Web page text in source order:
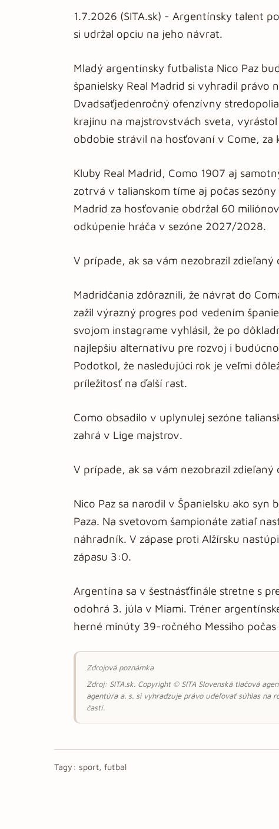
1.7.2026 (SITA.sk) - Argentínsky talent
si udržal opciu na jeho návrat.
Mladý argentínsky futbalista Nico Paz
španielsky Real Madrid si vyhradil právo
Dvadsaťjedenročný ofenzívny
krajinu na majstrovstvách sveta,
obdobie strávil na hosťovaní v Come, za
Kluby Real Madrid, Como 1907 aj
zotrvá v talianskom tíme aj počas
Madrid za hosťovanie obdržal 60
odkúpenie hráča v sezóne 2027/2028.
V prípade, ak sa vám nezobrazil
Madridčania zdôraznili, že návrat do
zažil výrazný progres pod vedením
svojom instagrame vyhlásil, že po
najlepšiu alternatívu pre rozvoj i
Podotkol, že nasledujúci rok je veľmi
príležitosť na ďalší rast.
Como obsadilo v uplynulej sezóne
zahrá v Lige majstrov.
V prípade, ak sa vám nezobrazil
Nico Paz sa narodil v Španielsku ako
Paza. Na svetovom šampionáte zatiaľ
náhradník. V zápase proti Alžírsku
zápasu 3:0.
Argentína sa v šestnásťfinále stretne s
odohrá 3. júla v Miami. Tréner
herné minúty 39-ročného Messiho
Zdrojová poznámka
Zdroj: SITA.sk. Copyright © SITA Slovenská tlačová
agentúra a. s. si vyhradzuje právo udeľovať súhlas na
častí.
Tagy: sport, futbal